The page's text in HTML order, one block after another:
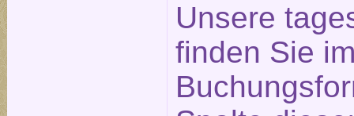
Unsere
finden Sie